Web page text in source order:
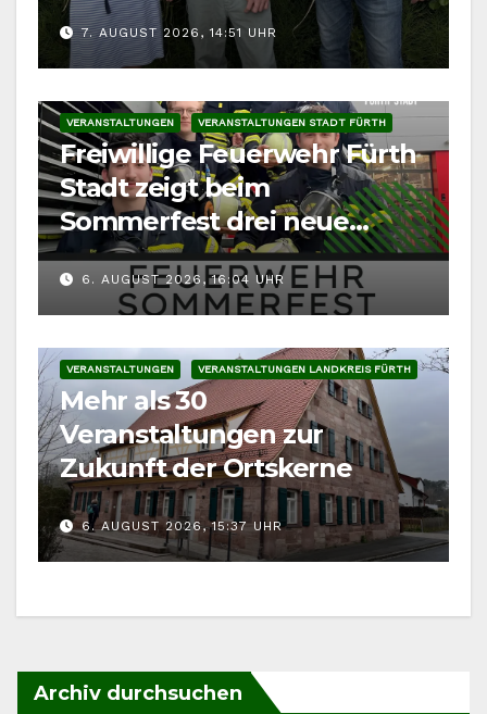
7. AUGUST 2026, 14:51 UHR
VERANSTALTUNGEN VERANSTALTUNGEN STADT FÜRTH
Freiwillige Feuerwehr Fürth
Stadt zeigt beim
Sommerfest drei neue
Fahrzeuge
6. AUGUST 2026, 16:04 UHR
VERANSTALTUNGEN VERANSTALTUNGEN LANDKREIS FÜRTH
Mehr als 30
Veranstaltungen zur
Zukunft der Ortskerne
6. AUGUST 2026, 15:37 UHR
Archiv durchsuchen